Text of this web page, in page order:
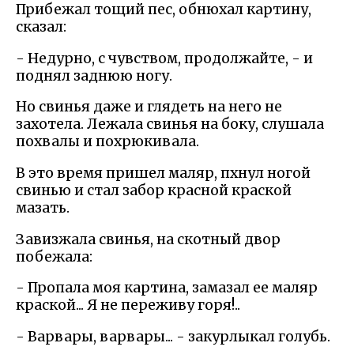
Прибежал тощий пес, обнюхал картину,
сказал:
- Недурно, с чувством, продолжайте, - и
поднял заднюю ногу.
Но свинья даже и глядеть на него не
захотела. Лежала свинья на боку, слушала
похвалы и похрюкивала.
В это время пришел маляр, пхнул ногой
свинью и стал забор красной краской
мазать.
Завизжала свинья, на скотный двор
побежала:
- Пропала моя картина, замазал ее маляр
краской... Я не переживу горя!..
- Варвары, варвары... - закурлыкал голубь.